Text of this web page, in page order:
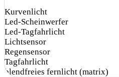
Kurvenlicht
Led-Scheinwerfer
Led-Tagfahrlicht
Lichtsensor
Regensensor
Tagfahrlicht
blendfreies fernlicht (matrix)